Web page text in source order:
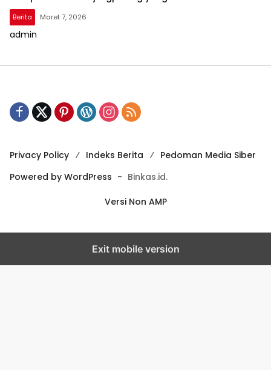
Berita Maret 7, 2026
admin
Privacy Policy Indeks Berita
Pedoman Media Siber
Powered by WordPress - Binkas.id.
Versi Non AMP
Exit mobile version